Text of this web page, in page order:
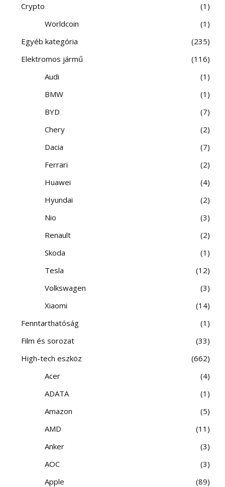
Crypto
1
Worldcoin
1
Egyéb kategória
235
Elektromos jármű
116
Audi
1
BMW
1
BYD
7
Chery
2
Dacia
7
Ferrari
2
Huawei
4
Hyundai
2
Nio
3
Renault
2
Skoda
1
Tesla
12
Volkswagen
3
Xiaomi
14
Fenntarthatóság
1
Film és sorozat
33
High-tech eszköz
662
Acer
4
ADATA
1
Amazon
5
AMD
11
Anker
3
AOC
3
Apple
89